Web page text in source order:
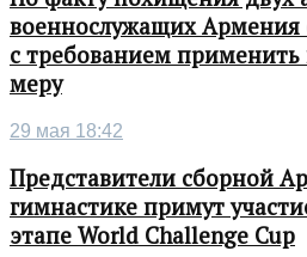
военнослужащих Армения
с требованием
меру
29 мая 18:42
Представители сборной
гимнастике примут
этапе World Challenge Cup